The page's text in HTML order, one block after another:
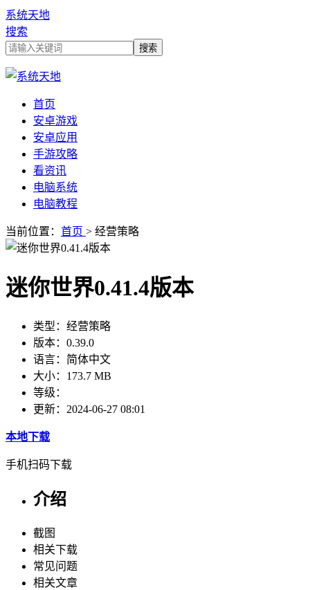
系统天地
搜索
首页
安卓游戏
安卓应用
手游攻略
看资讯
电脑系统
电脑教程
当前位置： 首页 > 经营策略
迷你世界0.41.4版本
类型： 经营策略
版本： 0.39.0
语言： 简体中文
大小： 173.7 MB
等级：
更新： 2024-06-27 08:01
本地下载
手机扫码下载
介绍
截图
相关下载
常见问题
相关文章